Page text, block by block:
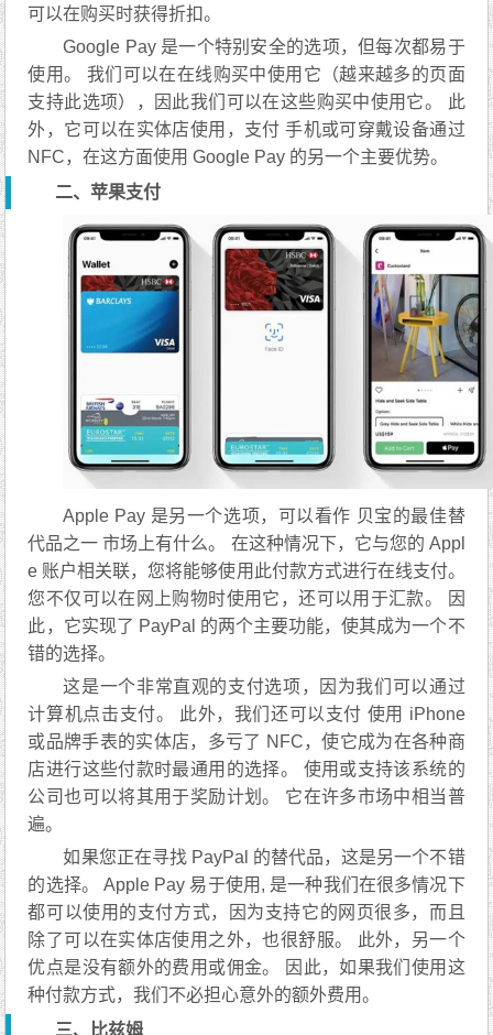
可以在购买时获得折扣。
Google Pay 是一个特别安全的选项，但每次都易于
使用。 我们可以在在线购买中使用它（越来越多的页面
支持此选项），因此我们可以在这些购买中使用它。 此
外，它可以在实体店使用，支付 手机或可穿戴设备通过
NFC，在这方面使用 Google Pay 的另一个主要优势。
二、苹果支付
Apple Pay 是另一个选项，可以看作 贝宝的最佳替
代品之一 市场上有什么。 在这种情况下，它与您的 Appl
e 账户相关联，您将能够使用此付款方式进行在线支付。
您不仅可以在网上购物时使用它，还可以用于汇款。 因
此，它实现了 PayPal 的两个主要功能，使其成为一个不
错的选择。
这是一个非常直观的支付选项，因为我们可以通过
计算机点击支付。 此外，我们还可以支付 使用 iPhone
或品牌手表的实体店，多亏了 NFC，使它成为在各种商
店进行这些付款时最通用的选择。 使用或支持该系统的
公司也可以将其用于奖励计划。 它在许多市场中相当普
遍。
如果您正在寻找 PayPal 的替代品，这是另一个不错
的选择。 Apple Pay 易于使用, 是一种我们在很多情况下
都可以使用的支付方式，因为支持它的网页很多，而且
除了可以在实体店使用之外，也很舒服。 此外，另一个
优点是没有额外的费用或佣金。 因此，如果我们使用这
种付款方式，我们不必担心意外的额外费用。
三、比兹姆